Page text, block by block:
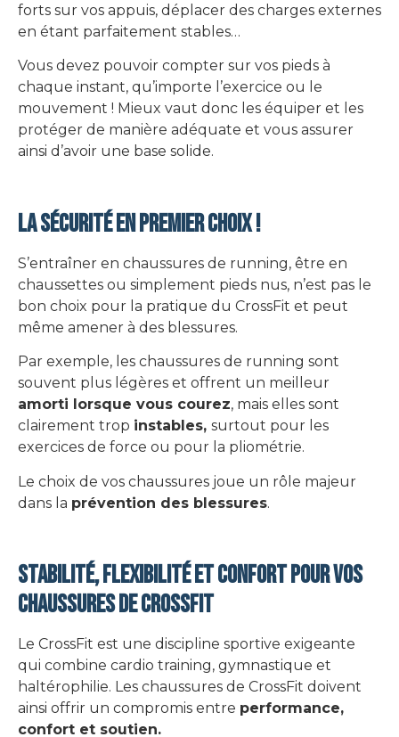
forts sur vos appuis, déplacer des charges externes
en étant parfaitement stables…
Vous devez pouvoir compter sur vos pieds à
chaque instant, qu’importe l’exercice ou le
mouvement ! Mieux vaut donc les équiper et les
protéger de manière adéquate et vous assurer
ainsi d’avoir une base solide.
LA SÉCURITÉ EN PREMIER CHOIX !
S’entraîner en chaussures de running, être en
chaussettes ou simplement pieds nus, n’est pas le
bon choix pour la pratique du CrossFit et peut
même amener à des blessures.
Par exemple, les chaussures de running sont
souvent plus légères et offrent un meilleur
amorti lorsque vous courez, mais elles sont
clairement trop instables, surtout pour les
exercices de force ou pour la pliométrie.
Le choix de vos chaussures joue un rôle majeur
dans la prévention des blessures.
STABILITÉ, FLEXIBILITÉ et CONFORT pour vos
chaussures de CrossFit
Le CrossFit est une discipline sportive exigeante
qui combine cardio training, gymnastique et
haltérophilie. Les chaussures de CrossFit doivent
ainsi offrir un compromis entre performance,
confort et soutien.